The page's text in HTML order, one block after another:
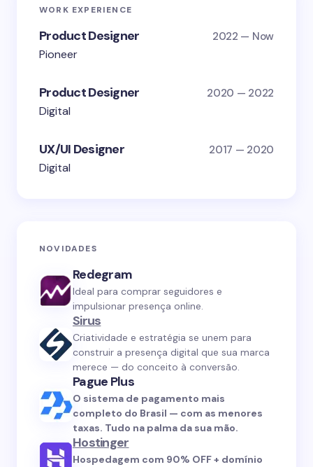
WORK EXPERIENCE
Product Designer 2022 — Now
Pioneer
Product Designer 2020 — 2022
Digital
UX/UI Designer 2017 — 2020
Digital
NOVIDADES
Redegram
Ideal para comprar seguidores e
impulsionar presença online.
Sirus
Criatividade e estratégia se unem para
construir a presença digital que sua marca
merece — do conceito à conversão.
Pague Plus
O sistema de pagamento mais
completo do Brasil — com as menores
taxas. Tudo na palma da sua mão.
Hostinger
Hospedagem com 90% OFF + domínio